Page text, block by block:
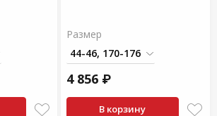
Размер
4 856 ₽
В корзину